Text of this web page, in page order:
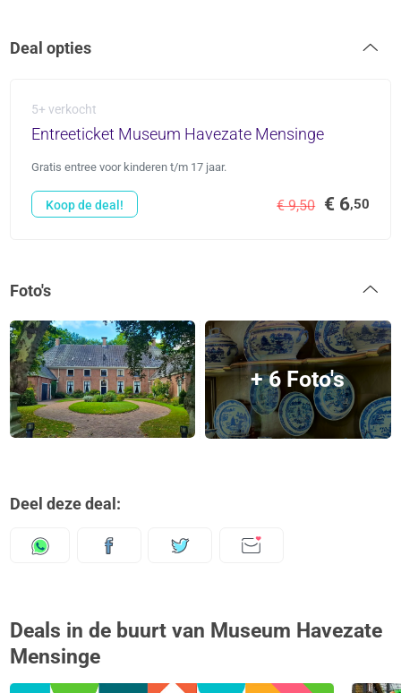
Deal opties
5+ verkocht
Entreeticket Museum Havezate Mensinge
Gratis entree voor kinderen t/m 17 jaar.
€ 9,50 € 6,50
Koop de deal!
Foto's
+ 6 Foto's
Deel deze deal:
Deals in de buurt van Museum Havezate
Mensinge